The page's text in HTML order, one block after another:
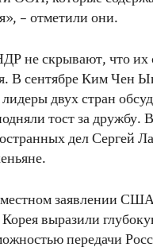
– отметили они.
не скрывают, что их
В сентябре Ким Чен
двух стран
тост за дружбу.
дел Сергей
заявлении
выразили
передачи